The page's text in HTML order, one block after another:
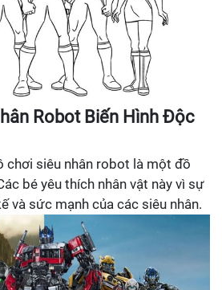
Robot Biến Hình Độc
chơi siêu nhân robot là một đồ
bé yêu thích nhân vật này vì sự
và sức mạnh của các siêu nhân.